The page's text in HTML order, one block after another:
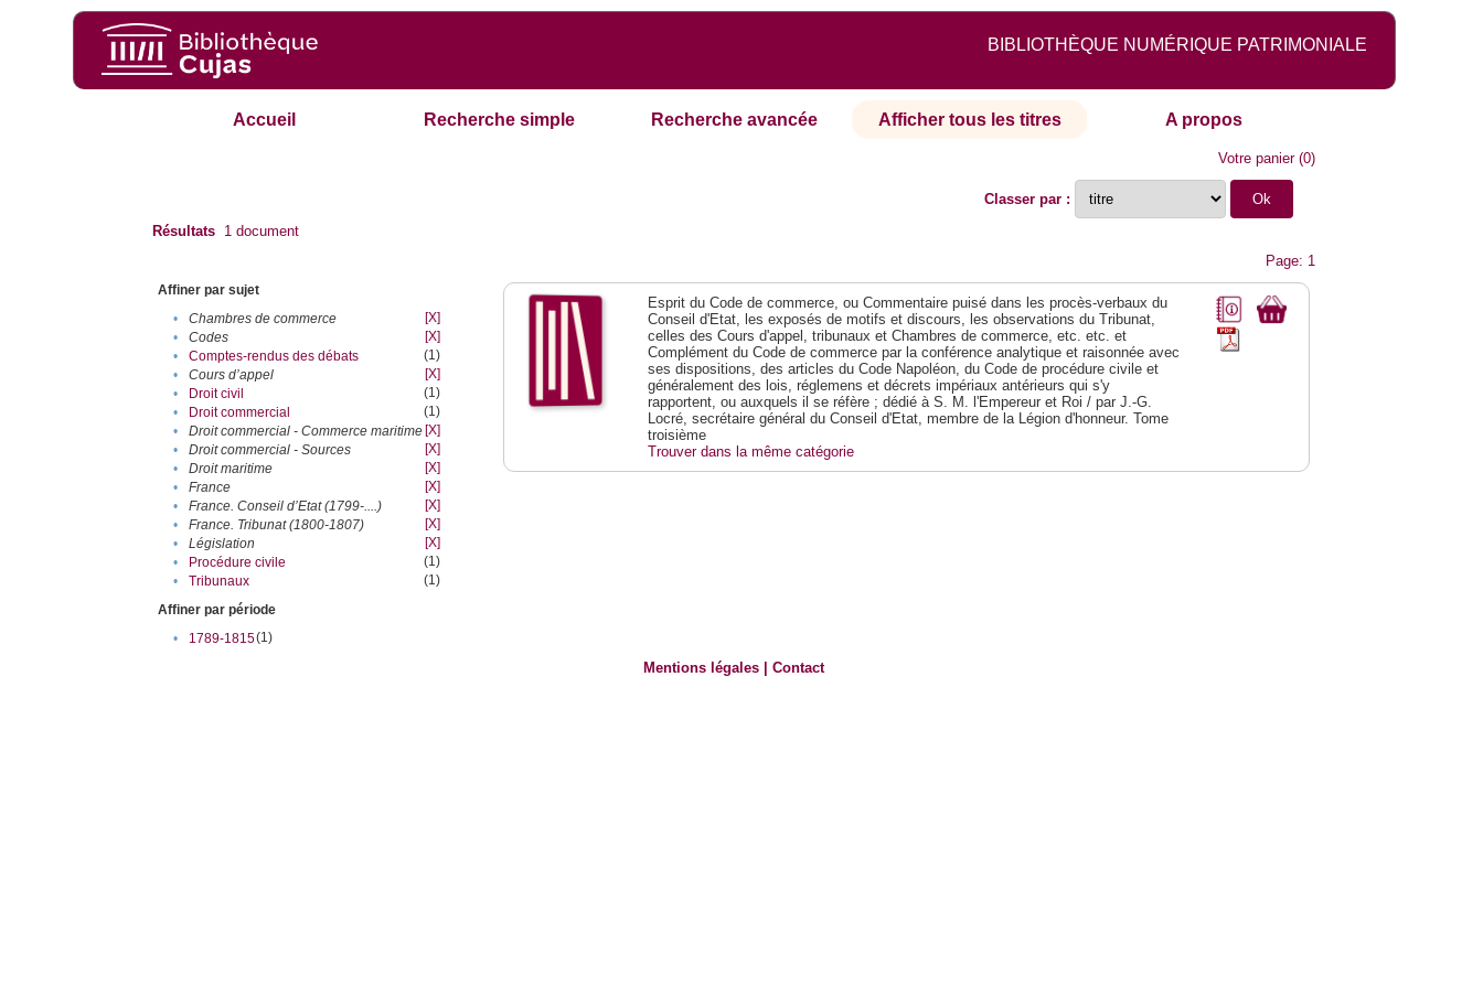
BIBLIOTHÈQUE NUMÉRIQUE PATRIMONIALE
Accueil Recherche simple Recherche avancée Afficher tous les titres A propos
Votre panier(0)
Classer par :
Résultats 1 document
Page: 1
Affiner par sujet
•
Chambres de commerce
[X]
•
Codes
[X]
•
Comptes-rendus des débats
(1)
•
Cours d’appel
[X]
•
Droit civil
(1)
•
Droit commercial
(1)
•
Droit commercial - Commerce maritime [X]
•
Droit commercial - Sources
[X]
•
Droit maritime
[X]
•
France
[X]
•
France. Conseil d’Etat (1799-....)
[X]
•
France. Tribunat (1800-1807)
[X]
•
Législation
[X]
•
Procédure civile
(1)
•
Tribunaux
(1)
Affiner par période
•
1789-1815(1)
Esprit du Code de commerce, ou Commentaire puisé dans les procès-verbaux du
Conseil d'Etat, les exposés de motifs et discours, les observations du Tribunat,
celles des Cours d'appel, tribunaux et Chambres de commerce, etc. etc. et
Complément du Code de commerce par la conférence analytique et raisonnée avec
ses dispositions, des articles du Code Napoléon, du Code de procédure civile et
généralement des lois, réglemens et décrets impériaux antérieurs qui s'y
rapportent, ou auxquels il se réfère ; dédié à S. M. l'Empereur et Roi / par J.-G.
Locré, secrétaire général du Conseil d'Etat, membre de la Légion d'honneur. Tome
troisième
Trouver dans la même catégorie
Mentions légales |Contact